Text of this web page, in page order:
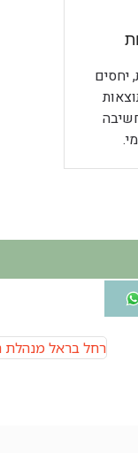
יחסים